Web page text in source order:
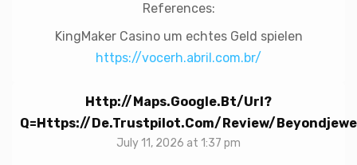
References:
KingMaker Casino um echtes Geld spielen
https://vocerh.abril.com.br/
Http://maps.google.bt/url?
Q=https://de.trustpilot.com/review/
July 11, 2026 at 1:37 pm